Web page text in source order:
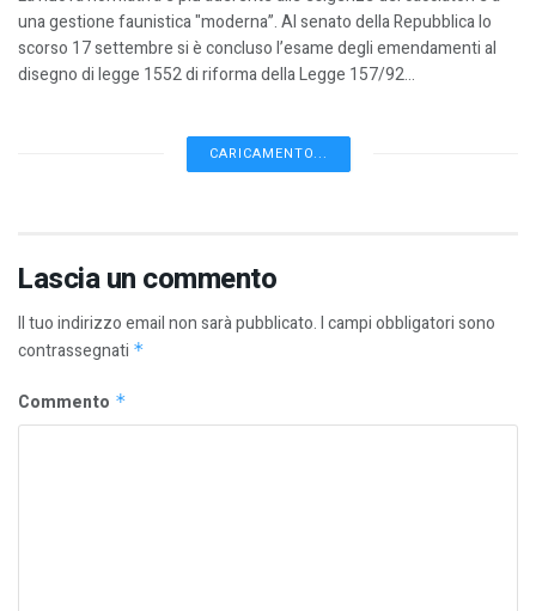
una gestione faunistica "moderna”. Al senato della Repubblica lo
scorso 17 settembre si è concluso l’esame degli emendamenti al
disegno di legge 1552 di riforma della Legge 157/92...
CARICAMENTO...
Lascia un commento
Il tuo indirizzo email non sarà pubblicato.I campi obbligatori sono
contrassegnati *
Commento *